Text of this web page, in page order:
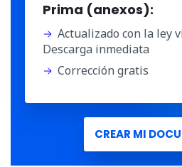
Prima (anexos):
Actualizado con la ley
Descarga inmediata
Corrección gratis
CREAR MI